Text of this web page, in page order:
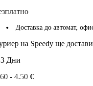
Доставка до автомат,
на Speedy ще
Дни
- 4.50 €